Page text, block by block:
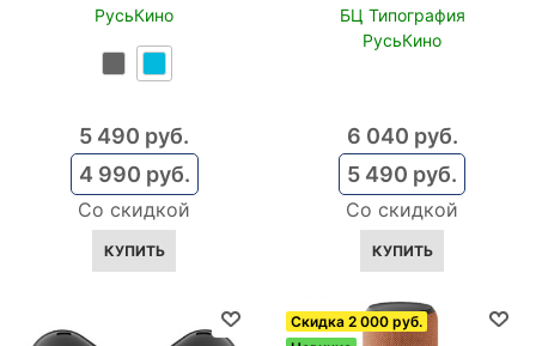
РусьКино
4 990 руб.
Со скидкой
5 490 руб.
КУПИТЬ
БЦ Типография
РусьКино
5 490 руб.
Со скидкой
6 040 руб.
КУПИТЬ
Скидка 2 000 руб.